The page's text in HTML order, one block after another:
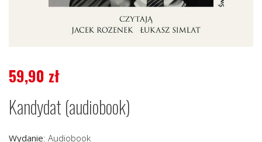
59,90 zł
Kandydat (audiobook)
Wydanie: Audiobook